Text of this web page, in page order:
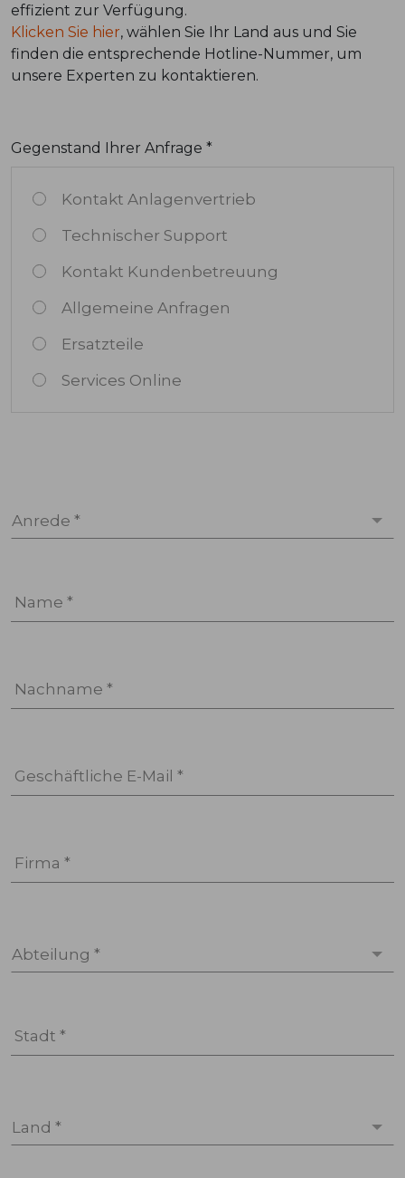
effizient zur Verfügung.
Klicken Sie hier, wählen Sie Ihr Land aus und Sie
finden die entsprechende Hotline-Nummer, um
unsere Experten zu kontaktieren.
Gegenstand Ihrer Anfrage *
Kontakt Anlagenvertrieb
Technischer Support
Kontakt Kundenbetreuung
Allgemeine Anfragen
Ersatzteile
Services Online
Anrede *
Name *
Nachname *
Geschäftliche E-Mail *
Firma *
Abteilung *
Stadt *
Land *